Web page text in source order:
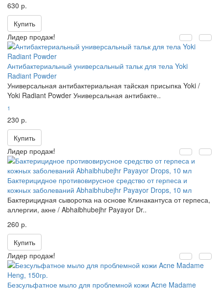
630 р.
Купить
Лидер продаж!
Антибактериальный универсальный тальк для тела Yoki
Radiant Powder
Универсальная антибактериальная тайская присыпка Yoki /
Yoki Radiant Powder Универсальная антибакте..
1
230 р.
Купить
Лидер продаж!
Бактерицидное противовирусное средство от герпеса и
кожных заболеваний Abhaibhubejhr Payayor Drops, 10 мл
Бактерицидная сыворотка на основе Клинакантуса от герпеса,
аллергии, акне / Abhaibhubejhr Payayor Dr..
260 р.
Купить
Лидер продаж!
Безсульфатное мыло для проблемной кожи Acne Madame